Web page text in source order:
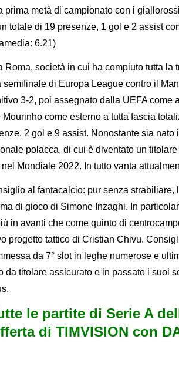
prima metà di campionato con i
totale di 19 presenze, 1 gol e 2 assist
6.21)
Roma, società in cui ha compiuto tutta
semifinale di Europa League contro il
3-2, poi assegnato dalla UEFA come
Mourinho come esterno a tutta fascia
2 gol e 9 assist. Nonostante sia
polacca, di cui è diventato un
Mondiale 2022. In tutto vanta
al fantacalcio: pur senza
di gioco di Simone Inzaghi. In
in avanti che come quinto di
progetto tattico di Cristian Chivu.
da 7° slot in leghe numerose e
da titolare assicurato e in passato i suoi
le partite di Serie A
di TIMVISION con